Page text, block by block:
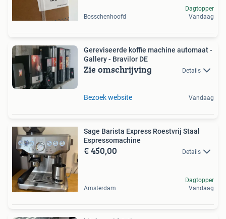
Bosschenhoofd
Dagtopper
Vandaag
Gereviseerde koffie machine automaat -
Gallery - Bravilor DE
Zie omschrijving Details
Bezoek website Vandaag
Sage Barista Express Roestvrij Staal
Espressomachine
€ 450,00 Details
Amsterdam
Dagtopper
Vandaag